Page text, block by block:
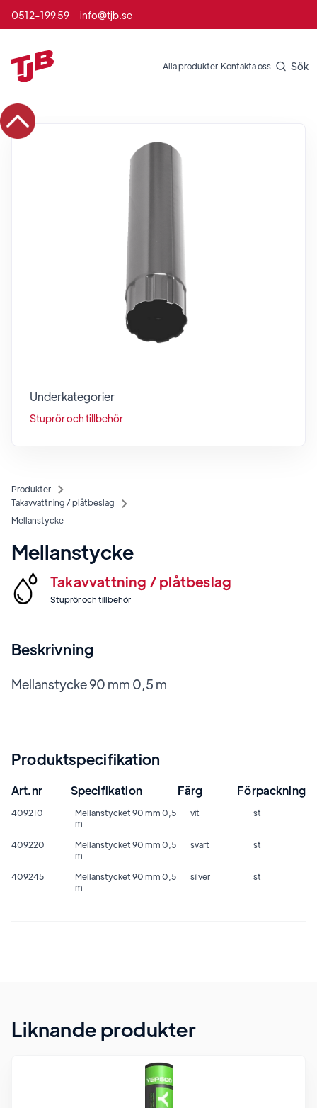
0512-199 59 info@tjb.se
Alla produkter Kontakta oss Sök
Produkter
Takavvattning / plåtbeslag
Mellanstycke
Mellanstycke
Takavvattning / plåtbeslag
Stuprör och tillbehör
Beskrivning
Mellanstycke 90 mm 0,5 m
Produktspecifikation
Art.nr Specifikation Färg Förpackning
409210
Mellanstycket 90 mm 0,5
m
vit st
409220
Mellanstycket 90 mm 0,5
m
svart st
409245
Mellanstycket 90 mm 0,5
m
silver st
Underkategorier
Stuprör och tillbehör
Liknande produkter